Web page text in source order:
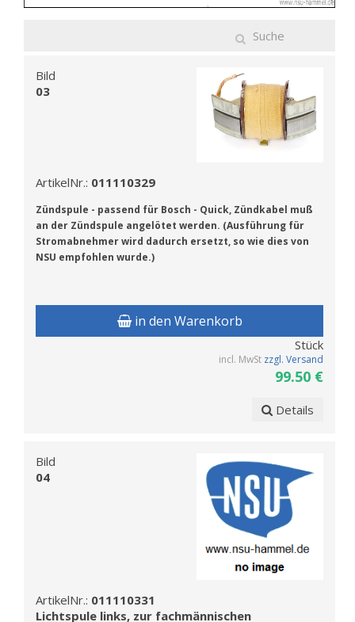
Bild
03
ArtikelNr.: 011110329
Zündspule - passend für Bosch - Quick, Zündkabel muß
an der Zündspule angelötet werden. (Ausführung für
Stromabnehmer wird dadurch ersetzt, so wie dies von
NSU empfohlen wurde.)
in den Warenkorb
Stück
incl. MwSt zzgl. Versand
99.50 €
Details
Bild
04
ArtikelNr.: 011110331
Lichtspule links, zur fachmännischen